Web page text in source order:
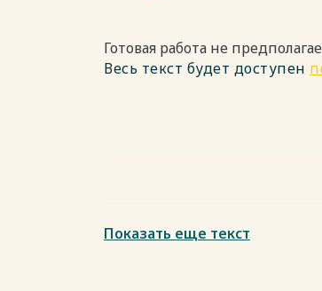
Готовая работа не
Весь текст будет доступен
Показать еще текст